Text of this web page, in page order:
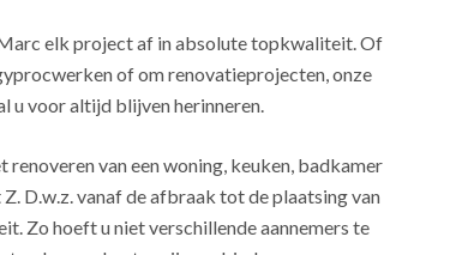
elk project af in absolute topkwaliteit. Of
of om renovatieprojecten, onze
u voor altijd blijven herinneren.
van een woning, keuken, badkamer
D.w.z. vanaf de afbraak tot de plaatsing van
Zo hoeft u niet verschillende aannemers te